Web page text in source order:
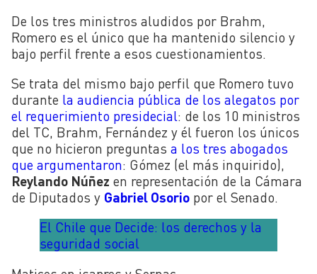
De los tres ministros aludidos por Brahm,
Romero es el único que ha mantenido silencio y
bajo perfil frente a esos cuestionamientos.
Se trata del mismo bajo perfil que Romero tuvo
durante la audiencia pública de los alegatos por
el requerimiento presidecial: de los 10 ministros
del TC, Brahm, Fernández y él fueron los únicos
que no hicieron preguntas a los tres abogados
que argumentaron: Gómez (el más inquirido),
Reylando Núñez en representación de la Cámara
de Diputados y Gabriel Osorio por el Senado.
El Chile que Decide: los derechos y la
seguridad social